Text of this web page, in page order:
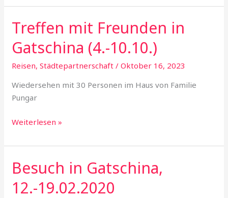
Treffen mit Freunden in
Gatschina (4.-10.10.)
Reisen,Städtepartnerschaft /Oktober 16, 2023
Wiedersehen mit 30 Personen im Haus von Familie
Pungar
Treffen
mit
Freunden
in
(4.-10.10.)
Weiterlesen »
Besuch in Gatschina,
12.-19.02.2020
Besuch
in
Gatschina,